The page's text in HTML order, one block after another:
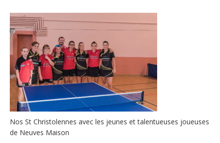
Nos St Christolennes avec les jeunes et talentueuses joueuses
de Neuves Maison